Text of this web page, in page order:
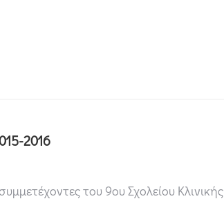
2016
του 9ου Σχολείου Κλινικής